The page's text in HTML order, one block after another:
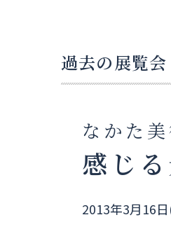
過去の展覧会
なかた
感じ
2013年3月16